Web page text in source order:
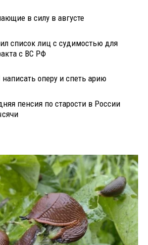
в силу в августе
список лиц с судимостью для
с ВС РФ
оперу и спеть арию
пенсия по старости в России